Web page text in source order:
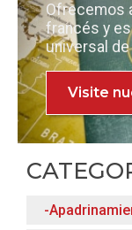
Ofrecemos
francés y
universal
Visite
-